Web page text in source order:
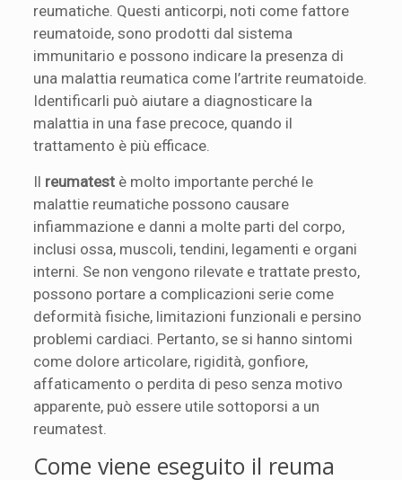
reumatiche. Questi anticorpi, noti come fattore
reumatoide, sono prodotti dal sistema
immunitario e possono indicare la presenza di
una malattia reumatica come l’artrite reumatoide.
Identificarli può aiutare a diagnosticare la
malattia in una fase precoce, quando il
trattamento è più efficace.
Il reumatest è molto importante perché le
malattie reumatiche possono causare
infiammazione e danni a molte parti del corpo,
inclusi ossa, muscoli, tendini, legamenti e organi
interni. Se non vengono rilevate e trattate presto,
possono portare a complicazioni serie come
deformità fisiche, limitazioni funzionali e persino
problemi cardiaci. Pertanto, se si hanno sintomi
come dolore articolare, rigidità, gonfiore,
affaticamento o perdita di peso senza motivo
apparente, può essere utile sottoporsi a un
reumatest.
Come viene eseguito il reuma